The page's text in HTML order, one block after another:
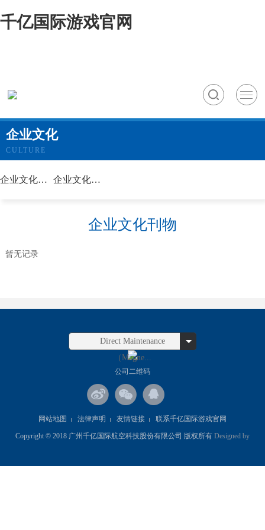
千亿国际游戏官网
企业文化
CULTURE
企业文化纲要 企业文化刊物
企业文化刊物
暂无记录
Direct Maintenance
（Magne...
公司二维码
网站地图 法律声明 友情链接 联系千亿国际游戏官网
Copyright © 2018 广州千亿国际航空科技股份有限公司 版权所有 Designed by